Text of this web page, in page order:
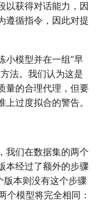
以获得对话能力，因
遵循指令，因此对提
小模型并在一组“早
法。我们认为这是
量的合理代理，但要
过度拟合的警告。
我们在数据集的两个
本经过了额外的步骤
版本则没有这个步骤
个模型将完全相同：